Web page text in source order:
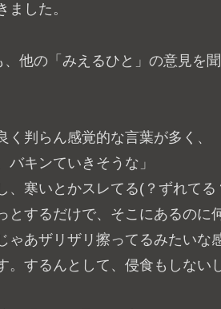
ました。
他の「みえるひと」の意見を
く判らん感覚的な言葉が多く、
バキンていきそうな」
、寒いとかスレてる(？ずれてる
とするだけで、そこにあるのに
ゃあザリザリ擦ってるみたいな
。するんとして、侵食もしない